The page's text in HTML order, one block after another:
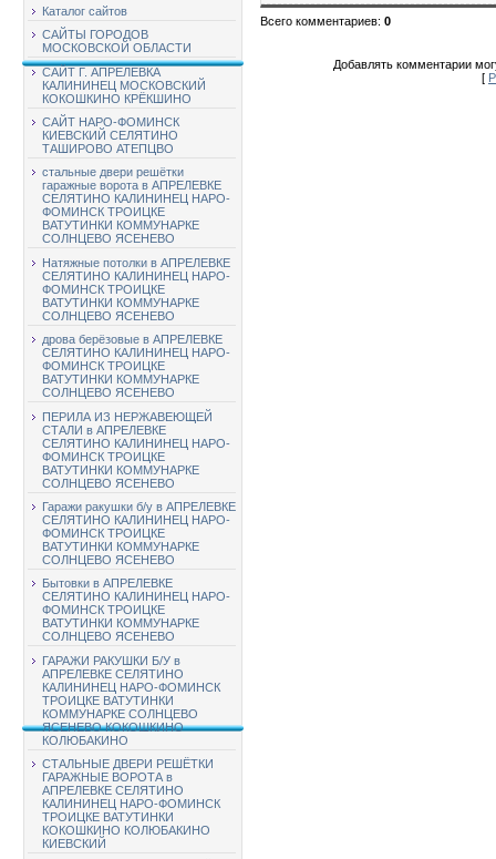
Каталог сайтов
САЙТЫ ГОРОДОВ
МОСКОВСКОЙ ОБЛАСТИ
САЙТ Г. АПРЕЛЕВКА
КАЛИНИНЕЦ МОСКОВСКИЙ
КОКОШКИНО КРЁКШИНО
САЙТ НАРО-ФОМИНСК
КИЕВСКИЙ СЕЛЯТИНО
ТАШИРОВО АТЕПЦВО
стальные двери решётки
гаражные ворота в АПРЕЛЕВКЕ
СЕЛЯТИНО КАЛИНИНЕЦ НАРО-
ФОМИНСК ТРОИЦКЕ
ВАТУТИНКИ КОММУНАРКЕ
СОЛНЦЕВО ЯСЕНЕВО
Натяжные потолки в АПРЕЛЕВКЕ
СЕЛЯТИНО КАЛИНИНЕЦ НАРО-
ФОМИНСК ТРОИЦКЕ
ВАТУТИНКИ КОММУНАРКЕ
СОЛНЦЕВО ЯСЕНЕВО
дрова берёзовые в АПРЕЛЕВКЕ
СЕЛЯТИНО КАЛИНИНЕЦ НАРО-
ФОМИНСК ТРОИЦКЕ
ВАТУТИНКИ КОММУНАРКЕ
СОЛНЦЕВО ЯСЕНЕВО
ПЕРИЛА ИЗ НЕРЖАВЕЮЩЕЙ
СТАЛИ в АПРЕЛЕВКЕ
СЕЛЯТИНО КАЛИНИНЕЦ НАРО-
ФОМИНСК ТРОИЦКЕ
ВАТУТИНКИ КОММУНАРКЕ
СОЛНЦЕВО ЯСЕНЕВО
Гаражи ракушки б/у в АПРЕЛЕВКЕ
СЕЛЯТИНО КАЛИНИНЕЦ НАРО-
ФОМИНСК ТРОИЦКЕ
ВАТУТИНКИ КОММУНАРКЕ
СОЛНЦЕВО ЯСЕНЕВО
Бытовки в АПРЕЛЕВКЕ
СЕЛЯТИНО КАЛИНИНЕЦ НАРО-
ФОМИНСК ТРОИЦКЕ
ВАТУТИНКИ КОММУНАРКЕ
СОЛНЦЕВО ЯСЕНЕВО
ГАРАЖИ РАКУШКИ Б/У в
АПРЕЛЕВКЕ СЕЛЯТИНО
КАЛИНИНЕЦ НАРО-ФОМИНСК
ТРОИЦКЕ ВАТУТИНКИ
КОММУНАРКЕ СОЛНЦЕВО
ЯСЕНЕВО КОКОШКИНО
КОЛЮБАКИНО
СТАЛЬНЫЕ ДВЕРИ РЕШЁТКИ
ГАРАЖНЫЕ ВОРОТА в
АПРЕЛЕВКЕ СЕЛЯТИНО
КАЛИНИНЕЦ НАРО-ФОМИНСК
ТРОИЦКЕ ВАТУТИНКИ
КОКОШКИНО КОЛЮБАКИНО
КИЕВСКИЙ
Всего комментариев: 0
Добавлять комментарии
[